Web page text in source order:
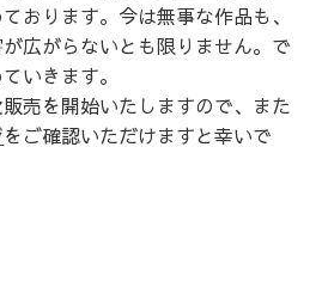
おります。今は無事な作品も、
広がらないとも限りません。で
いきます。
売を開始いたしますので、また
をご確認いただけますと幸いで